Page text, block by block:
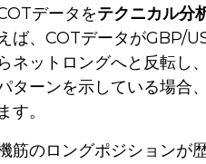
データをテクニカル分
ば、COTデータがGBP/
ネットロングへと反転し
ターンを示している場合
す。
筋のロングポジションが